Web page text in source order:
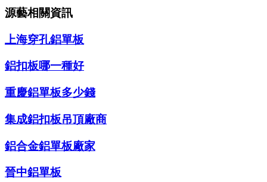
源藝相關資訊
上海穿孔鋁單板
鋁扣板哪一種好
重慶鋁單板多少錢
集成鋁扣板吊頂廠商
鋁合金鋁單板廠家
晉中鋁單板